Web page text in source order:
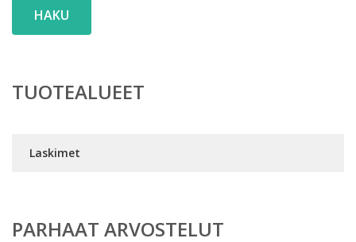
HAKU
TUOTEALUEET
Laskimet
PARHAAT ARVOSTELUT